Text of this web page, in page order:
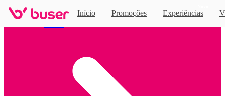
Início Promoções Experiências